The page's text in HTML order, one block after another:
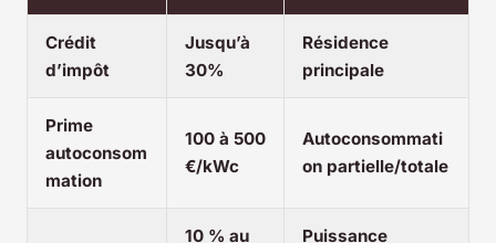
Crédit
d’impôt
Jusqu’à
30%
Résidence
principale
Prime
autoconsom
mation
100 à 500
€/kWc
Autoconsommati
on partielle/totale
10 % au
Puissance